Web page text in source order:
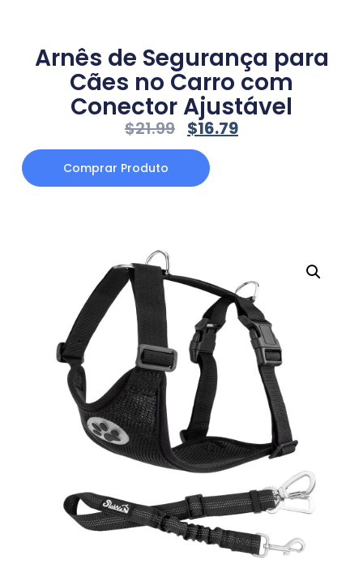
Arnês de Segurança para
Cães no Carro com
Conector Ajustável
$21.99 $16.79
Comprar Produto